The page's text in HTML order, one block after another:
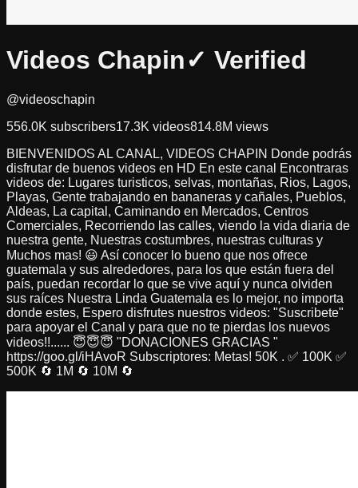
Videos Chapin✓ Verified
@videoschapin
556.0K subscribers17.3K videos814.8M views
BIENVENIDOS AL CANAL, VIDEOS CHAPIN Donde podrás
disfrutar de buenos videos en HD En este canal Encontraras
videos de: Lugares turisticos, selvas, montañas, Rios, Lagos,
Playas, Gente trabajando en bananeras y cañales, Pueblos,
Aldeas, La capital, Caminando en Mercados, Centros
Comerciales, Recorriendo las calles, viendo la vida diaria de
nuestra gente, Nuestras costumbres, nuestras culturas y
Muchos mas! 😃 Así conocer lo bueno que nos ofrece
guatemala y sus alrededores, para los que están fuera del
país, puedan recordar lo que se vive aquí y nunca olviden
sus raíces Nuestra Linda Guatemala es lo mejor, no importa
donde estes, Espero disfrutes nuestros videos: "Suscribete"
para apoyar el Canal y para que no te pierdas los nuevos
videos!!...... 😇😇😇 "DONACIONES GRACIAS "
https://goo.gl/iHAvoR Subscriptores: Metas! 50K . ✅ 100K ✅
500K 🔄 1M 🔄 10M 🔄